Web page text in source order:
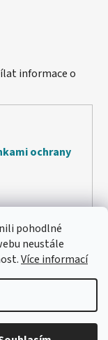
pohodlné
neustále
Více informací
informace o
ochrany